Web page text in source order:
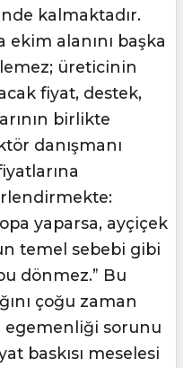
kalmaktadır.
ekim alanını başka
üreticinin
fiyat, destek,
birlikte
danışmanı
yaparsa, ayçiçek
temel sebebi gibi
dönmez.” Bu
çoğu zaman
egemenliği sorunu
baskısı meselesi